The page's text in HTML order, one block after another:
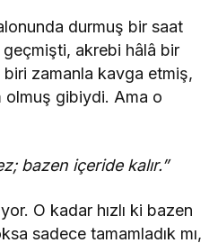
durmuş bir saat
geçmişti, akrebi hâlâ bir
biri zamanla kavga etmiş,
olmuş gibiydi. Ama o
bazen içeride kalır.”
O kadar hızlı ki bazen
sadece tamamladık mı,